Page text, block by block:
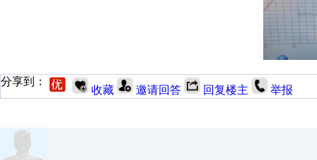
分享到：
收藏 邀请回答 回复楼主 举报